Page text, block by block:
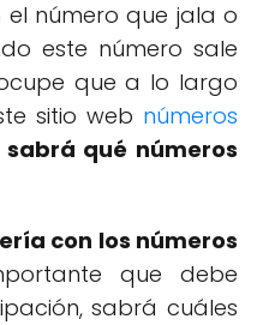
número que jala o
este número sale
que a lo largo
sitio web números
sabrá qué números
con los números
que debe
sabrá cuáles